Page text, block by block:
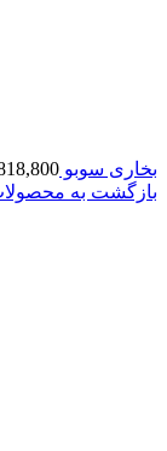
بخاری سوبو HS-300W
بازگشت به